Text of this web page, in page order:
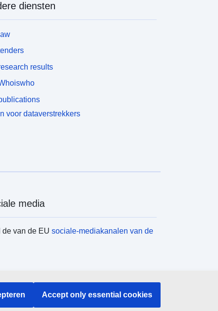
diensten
results
voor dataverstrekkers
media
de van de EUsociale-mediakanalen van de
naar EU-instellingen en -organen
Accept only essential cookies